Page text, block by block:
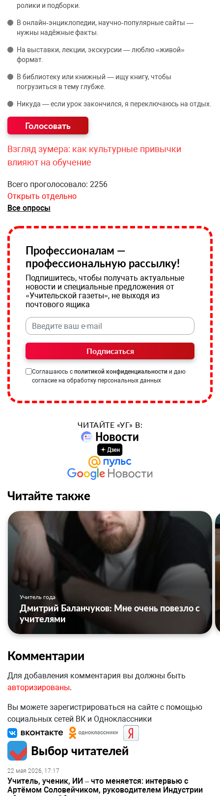
ролики и подборки.
В онлайн‑энциклопедии, научно‑популярные сайты —
нужны надёжные факты.
На выставки, лекции, экскурсии — люблю «живой»
формат.
В библиотеку или книжный — ищу книгу, чтобы
погрузиться в тему глубже.
Никуда — если урок закончился, я переключаюсь на отдых.
Взгляд зумера: как культурные привычки
влияют на обучение
Всего проголосовало: 2256
Открыть отдельно
Все опросы
Профессионалам —
профессиональную рассылку!
Подпишитесь, чтобы получать актуальные
новости и специальные предложения от
«Учительской газеты», не выходя из
почтового ящика
Подписаться
Соглашаюсь с политикой конфиденциальности и даю
согласие на обработку персональных данных
ЧИТАЙТЕ «УГ» В:
Читайте также
Учитель года
Дмитрий Баланчуков: Мне очень повезло с
учителями
Комментарии
Для добавления комментария вы должны быть
авторизированы.
Вы можете зарегистрироваться на сайте с помощью
социальных сетей ВК и Одноклассники
Выбор читателей
22 мая 2026, 17:17
Учитель, ученик, ИИ – что меняется: интервью с
Артёмом Соловейчиком, руководителем Индустрии